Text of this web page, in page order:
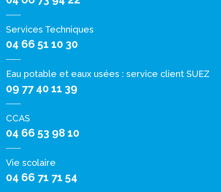
Services Techniques
04 66 51 10 30
Eau potable et eaux usées : service client SUEZ
09 77 40 11 39
CCAS
04 66 53 98 10
Vie scolaire
04 66 71 71 54